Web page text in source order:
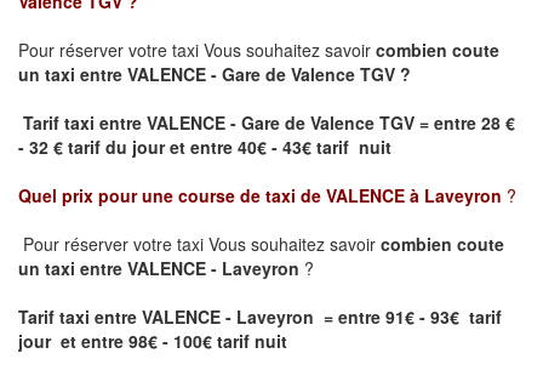
Pour réserver votre taxi Vous souhaitez savoir combien coute
un taxi entre VALENCE - Gare de Valence TGV ?
Tarif taxi entre VALENCE - Gare de Valence TGV = entre 28 €
- 32 € tarif du jour et entre 40€ - 43€ tarif nuit
Quel prix pour une course de taxi de VALENCE à Laveyron ?
Pour réserver votre taxi Vous souhaitez savoir combien coute
un taxi entre VALENCE - Laveyron ?
Tarif taxi entre VALENCE - Laveyron = entre 91€ - 93€ tarif
jour et entre 98€ - 100€ tarif nuit